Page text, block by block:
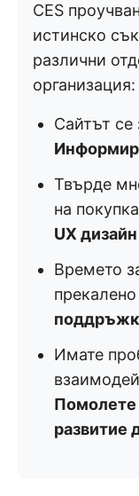
CES
истинско
различни
организация:
Сайтът се
Твърде
на
UX дизайн
Времето
Имате
Помолете
развитие